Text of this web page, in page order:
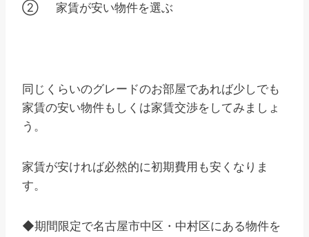
② 家賃が安い物件を選ぶ
同じくらいのグレードのお部屋であれば少しでも
家賃の安い物件もしくは家賃交渉をしてみましょ
う。
家賃が安ければ必然的に初期費用も安くなりま
す。
◆期間限定で名古屋市中区・中村区にある物件を